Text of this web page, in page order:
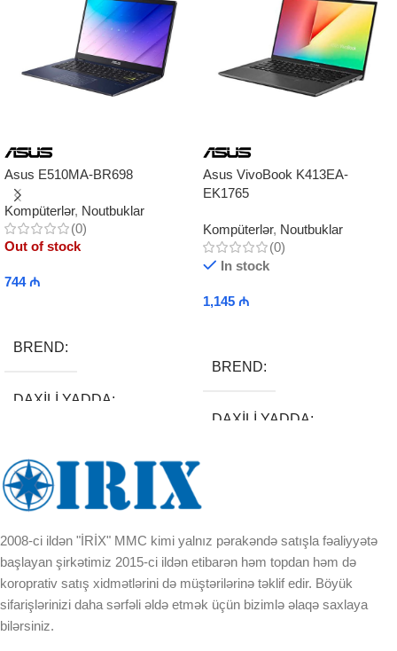
Asus E510MA-BR698
Kompüterlər, Noutbuklar
(0)
Out of stock
744₼
BREND
DAXILI YADDA
KORPUSUN RNGI:
LCD
OPERATIV YADDA
Asus VivoBook K413EA-
EK1765
Kompüterlər, Noutbuklar
(0)
In stock
1,145 ₼
BREND
DAXILI YADDA
LCD
2008-ci ildən "İRİX" MMC kimi yalnız pərakəndə satışla fəaliyyətə
başlayan şirkətimiz 2015-ci ildən etibarən həm topdan həm də
koroprativ satış xidmətlərini də müştərilərinə təklif edir. Böyük
sifarişlərinizi daha sərfəli əldə etmək üçün bizimlə əlaqə saxlaya
bilərsiniz.